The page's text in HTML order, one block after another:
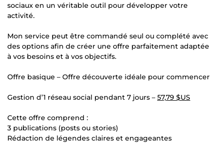
sociaux en un véritable outil pour développer votre
activité.
Mon service peut être commandé seul ou complété avec
des options afin de créer une offre parfaitement adaptée
à vos besoins et à vos objectifs.
Offre basique – Offre découverte idéale pour commencer
Gestion d’1 réseau social pendant 7 jours – 57,79 $US
Cette offre comprend :
3 publications (posts ou stories)
Rédaction de légendes claires et engageantes